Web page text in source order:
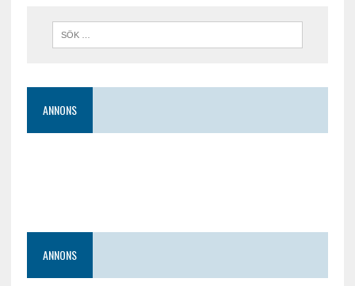
ANNONS
ANNONS